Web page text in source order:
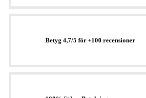
Betyg 4,7/5 för +100 recensioner